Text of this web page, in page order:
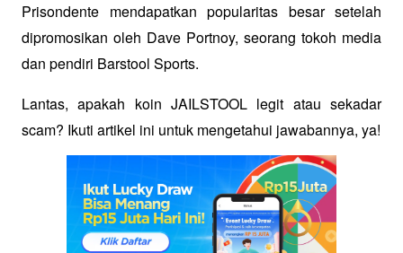
Prisondente mendapatkan popularitas besar setelah
dipromosikan oleh Dave Portnoy, seorang tokoh media
dan pendiri Barstool Sports.
Lantas, apakah koin JAILSTOOL legit atau sekadar
scam? Ikuti artikel ini untuk mengetahui jawabannya, ya!